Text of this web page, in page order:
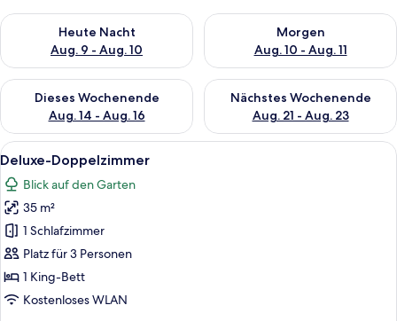
Heute Nacht
Aug. 9 - Aug. 10
Überprüfe die Verfügbarkeit für heute Nacht, Aug. 9 - Aug.
Morgen
Aug. 10 - Aug. 11
Überprüfe die Verfügbarkeit
Dieses Wochenende
Aug. 14 - Aug. 16
Überprüfe die Verfügbarkeit für dieses Wochenende, Aug. 14
Nächstes Wochenende
Aug. 21 - Aug. 23
Überprüfe die Verfügbarkeit
Alle
Fotos
für
Deluxe-
Doppelzimmer
anzeigen
Ein Schlafzimmer mit einem Bett,
5
Deluxe-Doppelzimmer
Blick auf den Garten
35 m²
1 Schlafzimmer
Platz für 3 Personen
1 King-Bett
Kostenloses WLAN